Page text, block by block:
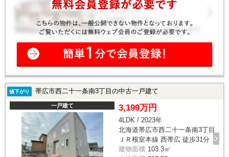
値下がり 帯広市西二十一条南3丁目の中古一戸建て
一戸建て 3,199万円
4LDK / 2023年
北海道帯広市西二十一条南3丁目
ＪＲ根室本線 西帯広 徒歩31分
建物面積 103.3㎡